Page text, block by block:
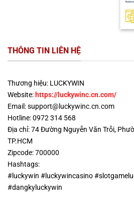
THÔNG TIN LIÊN HỆ
Thương hiệu: LUCKYWIN
Website: https://luckywinc.cn.com/
Email:support@luckywinc.cn.com
Hotline: 0972 314 568
Địa chỉ: 74 Đường Nguyễn Văn Trỗi,
TP.HCM
Zipcode: 700000
Hashtags:
#luckywin #luckywincasino
#dangkyluckywin